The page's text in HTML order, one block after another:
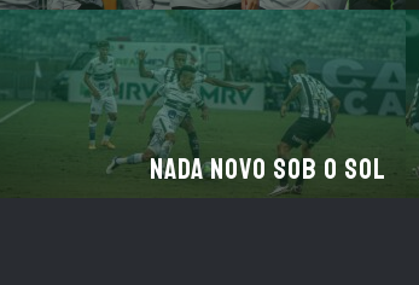
Nada novo sob o Sol